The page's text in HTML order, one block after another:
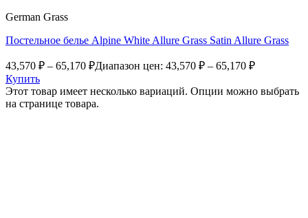
German Grass
Постельное белье Alpine White Allure Grass Satin Allure Grass
43,570 ₽ – 65,170 ₽Диапазон цен: 43,570 ₽ – 65,170 ₽
Купить
Этот товар имеет несколько вариаций. Опции можно выбрать
на странице товара.